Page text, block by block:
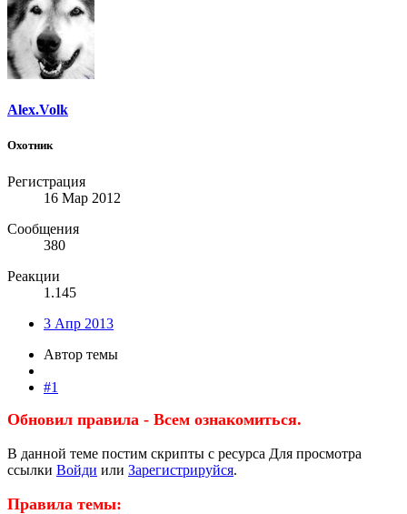
Alex.Volk
Охотник
Регистрация
16 Мар 2012
Сообщения
380
Реакции
1.145
3 Апр 2013
Автор темы
#1
Обновил правила - Всем ознакомиться.
В данной теме постим скрипты с ресурса Для просмотра
ссылки Войди или Зарегистрируйся.
Правила темы: